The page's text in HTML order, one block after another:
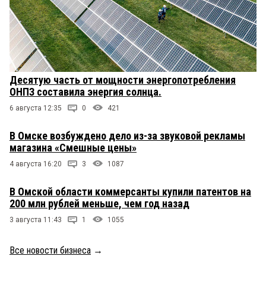
Десятую часть от мощности энергопотребления
ОНПЗ составила энергия солнца.
6 августа 12:35 0 421
В Омске возбуждено дело из-за звуковой рекламы
магазина «Смешные цены»
4 августа 16:20 3 1087
В Омской области коммерсанты купили патентов на
200 млн рублей меньше, чем год назад
3 августа 11:43 1 1055
Все новости бизнеса →